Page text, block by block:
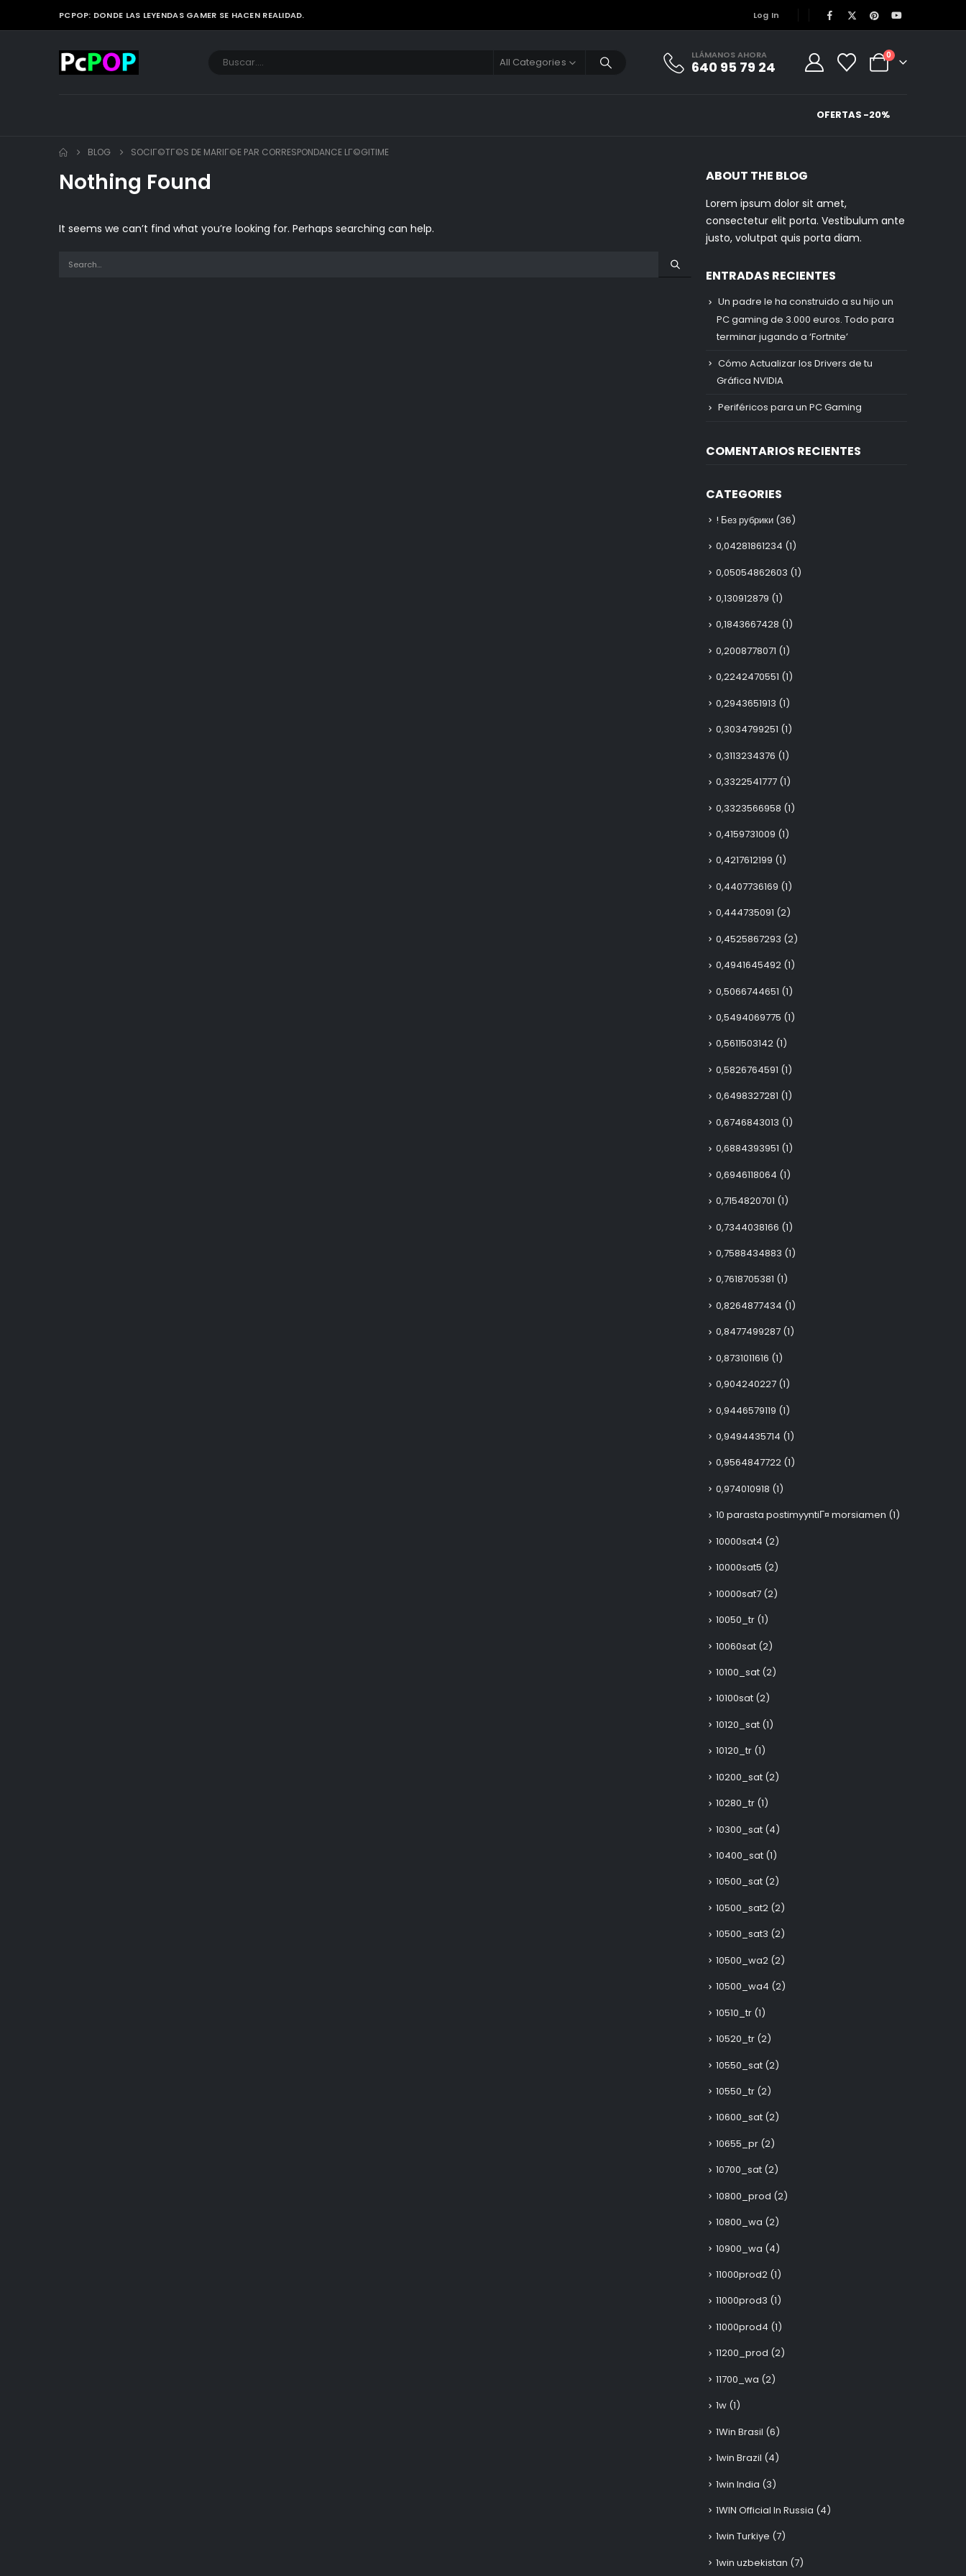
PCPOP: DONDE LAS LEYENDAS GAMER SE HACEN REALIDAD. Log In
All Categories
LLÁMANOS AHORA
640 95 79 24
0
OFERTAS -20%
BLOG SOCIГ©TГ©S DE MARIГ©E PAR CORRESPONDANCE LГ©GITIME
Nothing Found
It seems we can’t find what you’re looking for. Perhaps searching can help.
ABOUT THE BLOG
Lorem ipsum dolor sit amet,
consectetur elit porta. Vestibulum ante
justo, volutpat quis porta diam.
ENTRADAS RECIENTES
Un padre le ha construido a su hijo un
PC gaming de 3.000 euros. Todo para
terminar jugando a ‘Fortnite’
Cómo Actualizar los Drivers de tu
Gráfica NVIDIA
Periféricos para un PC Gaming
COMENTARIOS RECIENTES
CATEGORIES
! Без рубрики (36)
0,04281861234 (1)
0,05054862603 (1)
0,130912879 (1)
0,1843667428 (1)
0,2008778071 (1)
0,2242470551 (1)
0,2943651913 (1)
0,3034799251 (1)
0,3113234376 (1)
0,3322541777 (1)
0,3323566958 (1)
0,4159731009 (1)
0,4217612199 (1)
0,4407736169 (1)
0,444735091 (2)
0,4525867293 (2)
0,4941645492 (1)
0,5066744651 (1)
0,5494069775 (1)
0,5611503142 (1)
0,5826764591 (1)
0,6498327281 (1)
0,6746843013 (1)
0,6884393951 (1)
0,6946118064 (1)
0,7154820701 (1)
0,7344038166 (1)
0,7588434883 (1)
0,7618705381 (1)
0,8264877434 (1)
0,8477499287 (1)
0,8731011616 (1)
0,904240227 (1)
0,9446579119 (1)
0,9494435714 (1)
0,9564847722 (1)
0,974010918 (1)
10 parasta postimyyntiГ¤ morsiamen (1)
10000sat4 (2)
10000sat5 (2)
10000sat7 (2)
10050_tr (1)
10060sat (2)
10100_sat (2)
10100sat (2)
10120_sat (1)
10120_tr (1)
10200_sat (2)
10280_tr (1)
10300_sat (4)
10400_sat (1)
10500_sat (2)
10500_sat2 (2)
10500_sat3 (2)
10500_wa2 (2)
10500_wa4 (2)
10510_tr (1)
10520_tr (2)
10550_sat (2)
10550_tr (2)
10600_sat (2)
10655_pr (2)
10700_sat (2)
10800_prod (2)
10800_wa (2)
10900_wa (4)
11000prod2 (1)
11000prod3 (1)
11000prod4 (1)
11200_prod (2)
11700_wa (2)
1w (1)
1Win Brasil (6)
1win Brazil (4)
1win India (3)
1WIN Official In Russia (4)
1win Turkiye (7)
1win uzbekistan (7)